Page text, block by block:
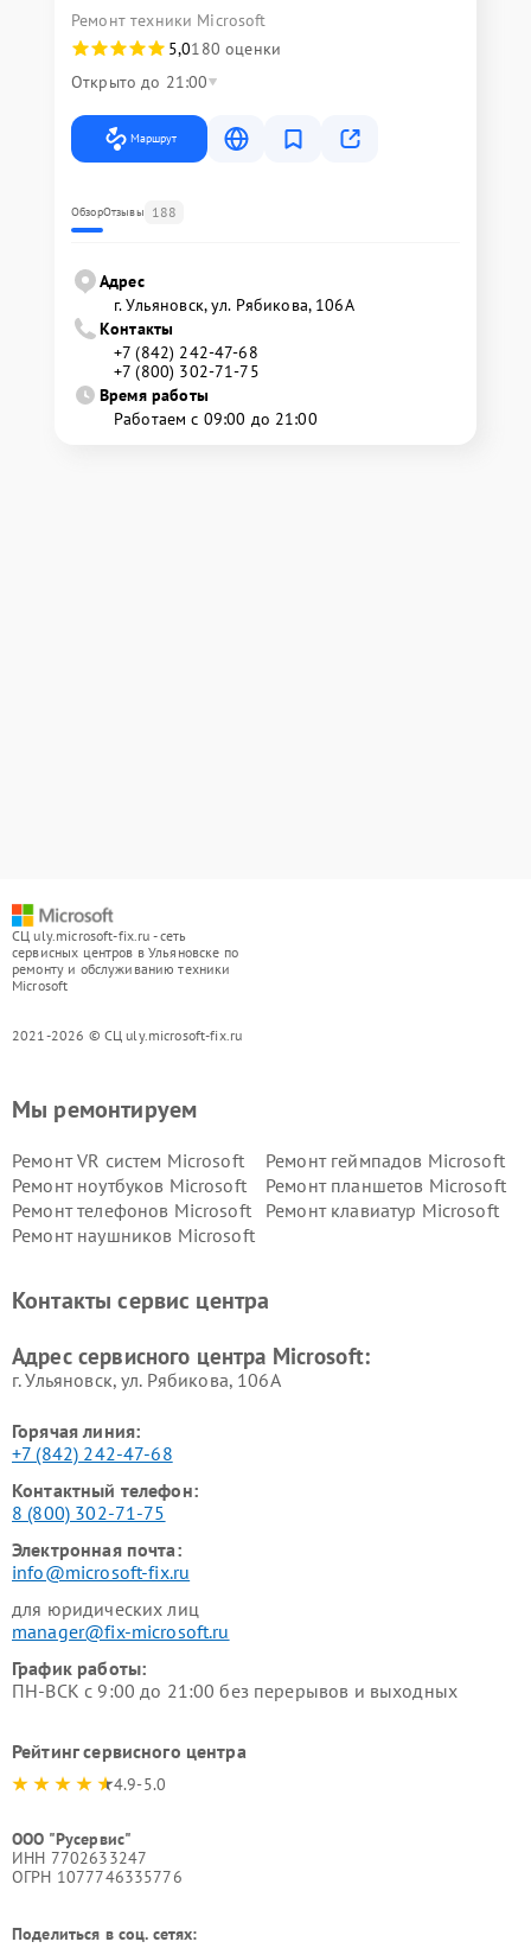
Ремонт техники Microsoft
5,0180 оценки
Открыто до 21:00
Маршрут
ОбзорОтзывы 188
Адрес
г. Ульяновск, ул. Рябикова, 106А
Контакты
+7 (842) 242-47-68
+7 (800) 302-71-75
Время работы
Работаем с 09:00 до 21:00
СЦ uly.microsoft-fix.ru - сеть
сервисных центров в Ульяновске по
ремонту и обслуживанию техники
Microsoft
2021-2026 © СЦ uly.microsoft-fix.ru
Мы ремонтируем
Ремонт VR систем Microsoft
Ремонт геймпадов Microsoft
Ремонт ноутбуков Microsoft
Ремонт планшетов Microsoft
Ремонт телефонов Microsoft
Ремонт клавиатур Microsoft
Ремонт наушников Microsoft
Контакты сервис центра
Адрес сервисного центра Microsoft:
г. Ульяновск, ул. Рябикова, 106А
Горячая линия:
+7 (842) 242-47-68
Контактный телефон:
8 (800) 302-71-75
Электронная почта:
info@microsoft-fix.ru
для юридических лиц
manager@fix-microsoft.ru
График работы:
ПН-ВСК с 9:00 до 21:00 без перерывов и выходных
Рейтинг сервисного центра
4.9-5.0
ООО "Русервис"
ИНН 7702633247
ОГРН 1077746335776
Поделиться в соц. сетях: